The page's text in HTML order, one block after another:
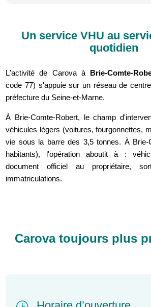
Un service VHU au
quotidien
L'activité de Carova à Brie-Comte-
code 77) s'appuie sur un réseau de
préfecture du Seine-et-Marne.
À Brie-Comte-Robert, le champ
véhicules légers (voitures, fourgonnettes,
vie sous la barre des 3,5 tonnes. À Brie-
habitants), l'opération aboutit à :
document officiel au propriétaire,
immatriculations.
Carova toujours plus